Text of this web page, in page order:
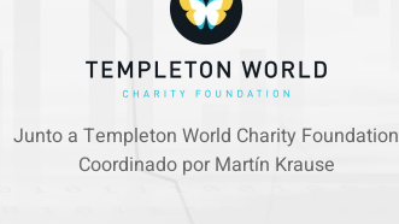
Junto a Templeton World Charity Foundation
Coordinado por Martín Krause